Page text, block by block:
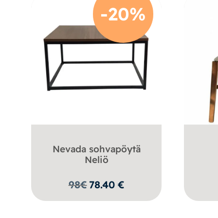
-20%
Nevada sohvapöytä
Neliö
98€ 78.40 €